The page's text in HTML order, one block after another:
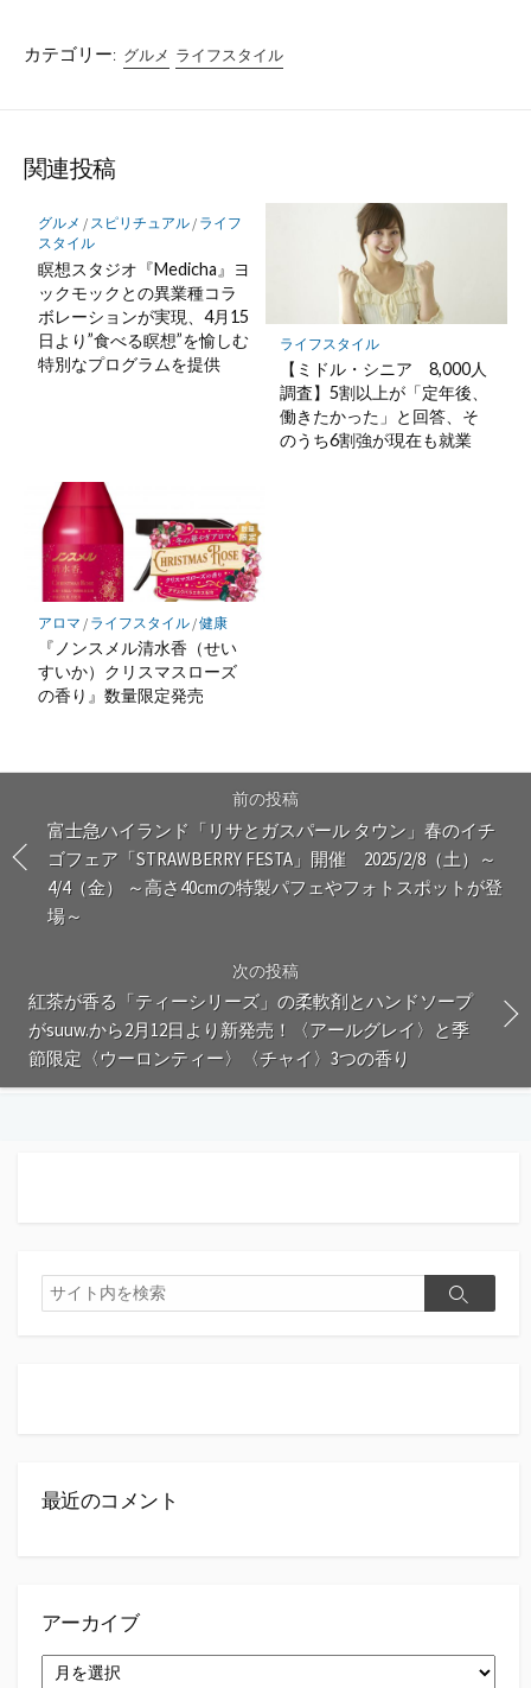
カテゴリー: グルメ ライフスタイル
関連投稿
グルメ / スピリチュアル/ ライフ
スタイル
瞑想スタジオ『Medicha』ヨ
ックモックとの異業種コラ
ボレーションが実現、4月15
日より”食べる瞑想”を愉しむ
特別なプログラムを提供
ライフスタイル
【ミドル・シニア 8,000人
調査】5割以上が「定年後、
働きたかった」と回答、そ
のうち6割強が現在も就業
アロマ / ライフスタイル/健康
『ノンスメル清水香（せい
すいか）クリスマスローズ
の香り』数量限定発売
前の投稿
富士急ハイランド「リサとガスパール タウン」春のイチ
ゴフェア「STRAWBERRY FESTA」開催 2025/2/8（土）～
4/4（金） ～高さ40cmの特製パフェやフォトスポットが登
場～
次の投稿
紅茶が香る「ティーシリーズ」の柔軟剤とハンドソープ
がsuuw.から2月12日より新発売！〈アールグレイ〉と季
節限定〈ウーロンティー〉〈チャイ〉3つの香り
検
索
検
最近のコメント
アーカイブ